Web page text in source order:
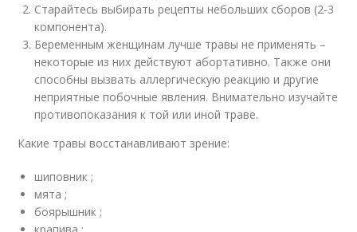
Старайтесь выбирать рецепты небольших сборов (2-3
компонента).
Беременным женщинам лучше травы не применять –
некоторые из них действуют абортативно. Также они
способны вызвать аллергическую реакцию и другие
неприятные побочные явления. Внимательно изучайте
противопоказания к той или иной траве.
Какие травы восстанавливают зрение:
шиповник ;
мята ;
боярышник ;
крапива ;